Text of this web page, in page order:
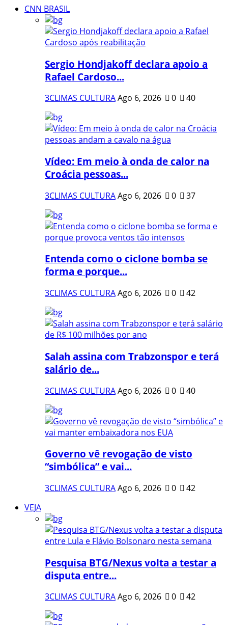
CNN BRASIL
Sergio Hondjakoff declara apoio a
Rafael Cardoso...
3CLIMAS CULTURAAgo 6, 2026 0 40
Vídeo: Em meio à onda de calor na
Croácia pessoas...
3CLIMAS CULTURAAgo 6, 2026 0 37
Entenda como o ciclone bomba se
forma e porque...
3CLIMAS CULTURAAgo 6, 2026 0 42
Salah assina com Trabzonspor e terá
salário de...
3CLIMAS CULTURAAgo 6, 2026 0 40
Governo vê revogação de visto
“simbólica” e vai...
3CLIMAS CULTURAAgo 6, 2026 0
42
VEJA
Pesquisa BTG/Nexus volta a testar a
disputa entre...
3CLIMAS CULTURAAgo 6, 2026 0 42